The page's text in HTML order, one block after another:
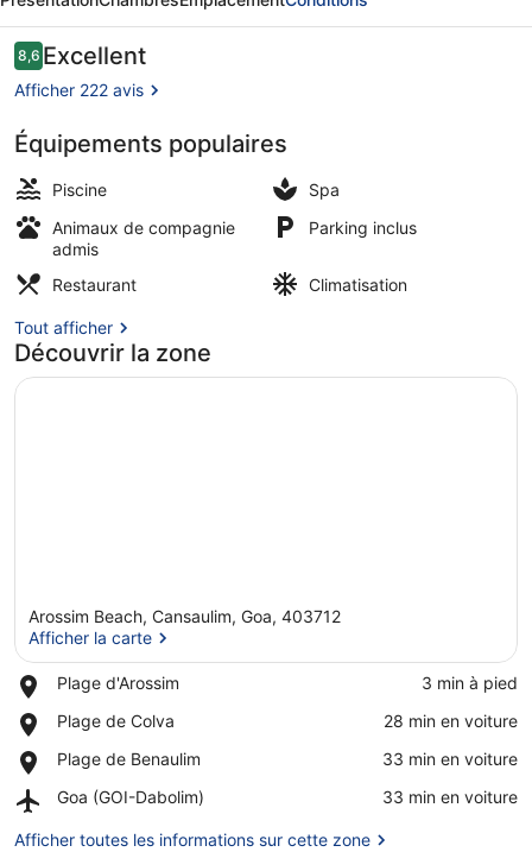
Goa,
a
Luxury
Collection
Resort
&
Spa,
Goa
Vue depuis l’hébergement
Avis
voyageurs
8,68,6 sur 10
Excellent
Afficher 222 avis
Équipements populaires
Piscine
Spa
Animaux de compagnie
admis
Parking inclus
Restaurant Climatisation
Tout afficher
Découvrir la zone
Arossim Beach, Cansaulim, Goa, 403712
Afficher la carte
Plage d'Arossim
Place,
d'Arossim
‪3 min à pied‬
Plage de Colva
Place,
de
‪28 min en voiture‬
Plage de Benaulim
Place,
de
‪33 min en voiture‬
Goa (GOI-Dabolim)
Airport,
(GOI-
‪33 min en voiture‬
Afficher toutes les informations sur cette zone